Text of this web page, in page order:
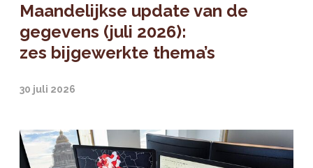
Maandelijkse update van de
gegevens (juli 2026):
zes bijgewerkte thema’s
30 juli 2026